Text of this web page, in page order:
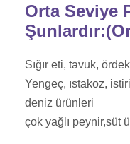
Orta Seviye
Sığır eti, tavuk,
Yengeç, ıstakoz,
deniz ürünleri
çok yağlı peynir,süt